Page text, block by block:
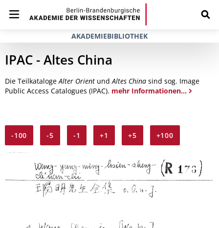
AKADEMIEBIBLIOTHEK
IPAC - Altes China
Die TeilkatalogeAlter Orient undAltes China sind sog. Image
Public Access Catalogues (IPAC). mehr Informationen...
-100 -5 -1 +1 +5 +100